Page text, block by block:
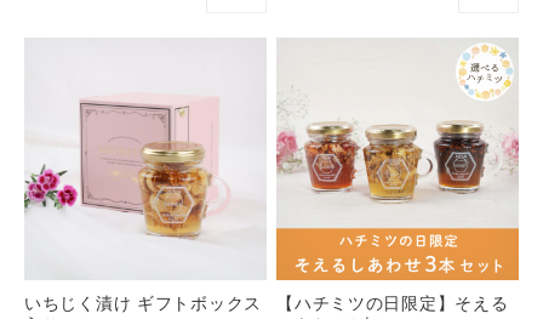
いちじく漬け ギフトボックス
【ハチミツの日限定】そえる